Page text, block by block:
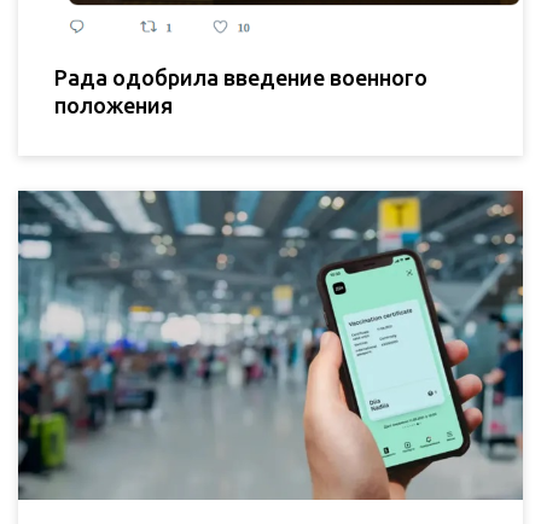
Рада одобрила введение военного
положения